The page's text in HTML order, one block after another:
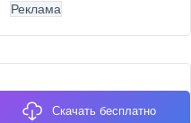
Реклама
Скачать бесплатно